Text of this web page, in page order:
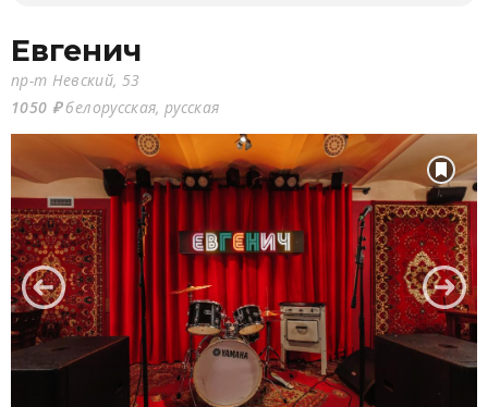
Евгенич
пр-т Невский, 53
1050 ₽белорусская, русская